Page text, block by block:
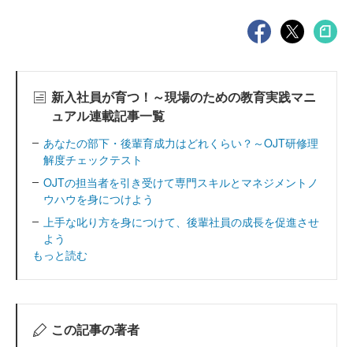
新入社員が育つ！～現場のための教育実践マニ
ュアル連載記事一覧
あなたの部下・後輩育成力はどれくらい？～OJT研修理
解度チェックテスト
OJTの担当者を引き受けて専門スキルとマネジメントノ
ウハウを身につけよう
上手な叱り方を身につけて、後輩社員の成長を促進させ
よう
もっと読む
この記事の著者